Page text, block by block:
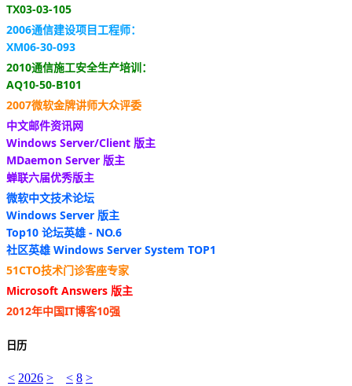
TX03-03-105
2006通信建设项目工程师：
XM06-30-093
2010通信施工安全生产培训：
AQ10-50-B101
2007微软金牌讲师大众评委
中文邮件资讯网
Windows Server/Client 版主
MDaemon Server 版主
蝉联六届优秀版主
微软中文技术论坛
Windows Server 版主
Top10 论坛英雄 - NO.6
社区英雄 Windows Server System TOP1
51CTO技术门诊客座专家
Microsoft Answers 版主
2012年中国IT博客10强
日历
< 2026 > < 8 >